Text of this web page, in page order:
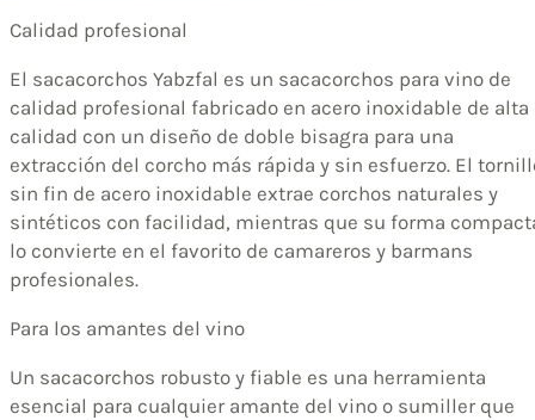
Calidad profesional
El sacacorchos Yabzfal es un sacacorchos para vino de
calidad profesional fabricado en acero inoxidable de alta
calidad con un diseño de doble bisagra para una
extracción del corcho más rápida y sin esfuerzo. El
sin fin de acero inoxidable extrae corchos naturales y
sintéticos con facilidad, mientras que su forma
lo convierte en el favorito de camareros y barmans
profesionales.
Para los amantes del vino
Un sacacorchos robusto y fiable es una herramienta
esencial para cualquier amante del vino o sumiller que